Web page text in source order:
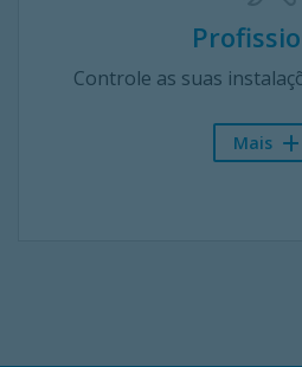
Controle as suas
Mais